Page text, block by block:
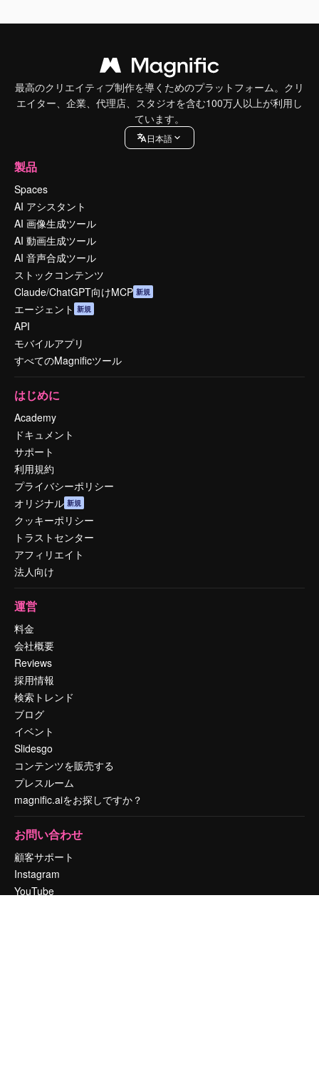
最高のクリエイティブ制作を導くためのプラットフォーム。クリ
エイター、企業、代理店、スタジオを含む100万人以上が利用し
ています。
日本語
製品
Spaces
AI アシスタント
AI 画像生成ツール
AI 動画生成ツール
AI 音声合成ツール
ストックコンテンツ
Claude/ChatGPT向けMCP 新規
エージェント 新規
API
モバイルアプリ
すべてのMagnificツール
はじめに
Academy
ドキュメント
サポート
利用規約
プライバシーポリシー
オリジナル 新規
クッキーポリシー
トラストセンター
アフィリエイト
法人向け
運営
料金
会社概要
Reviews
採用情報
検索トレンド
ブログ
イベント
Slidesgo
コンテンツを販売する
プレスルーム
magnific.aiをお探しですか？
お問い合わせ
顧客サポート
Instagram
YouTube